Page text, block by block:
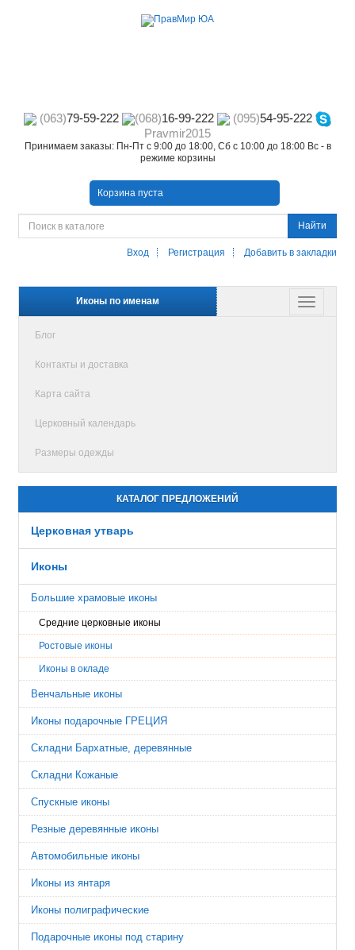
(063)79-59-222 (068)16-99-222 (095)54-95-222
Pravmir2015
Принимаем заказы: Пн-Пт с 9:00 до 18:00, Сб с 10:00 до 18:00 Вс - в
режиме корзины
Корзина пуста
Найти
Вход Регистрация Добавить в закладки
Иконы по именам
Блог
Контакты и доставка
Карта сайта
Церковный календарь
Размеры одежды
КАТАЛОГ ПРЕДЛОЖЕНИЙ
Церковная утварь
Иконы
Большие храмовые иконы
Средние церковные иконы
Ростовые иконы
Иконы в окладе
Венчальные иконы
Иконы подарочные ГРЕЦИЯ
Складни Бархатные, деревянные
Складни Кожаные
Спускные иконы
Резные деревянные иконы
Автомобильные иконы
Иконы из янтаря
Иконы полиграфические
Подарочные иконы под старину